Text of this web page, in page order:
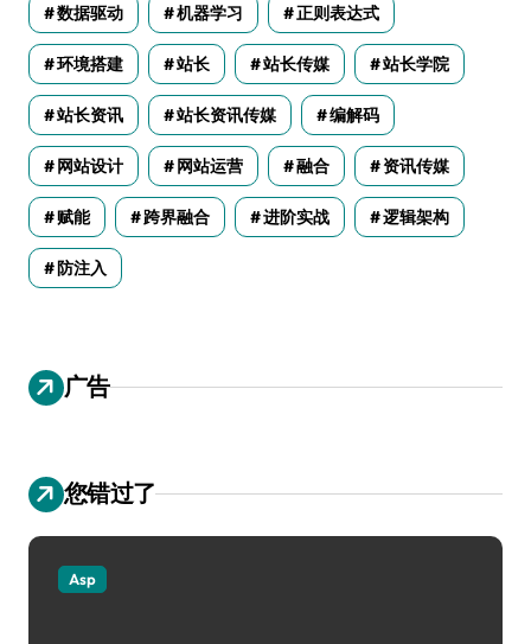
数据驱动 机器学习 正则表达式
环境搭建 站长 站长传媒 站长学院
站长资讯 站长资讯传媒 编解码
网站设计 网站运营 融合 资讯传媒
赋能 跨界融合 进阶实战 逻辑架构
防注入
广告
您错过了
Asp